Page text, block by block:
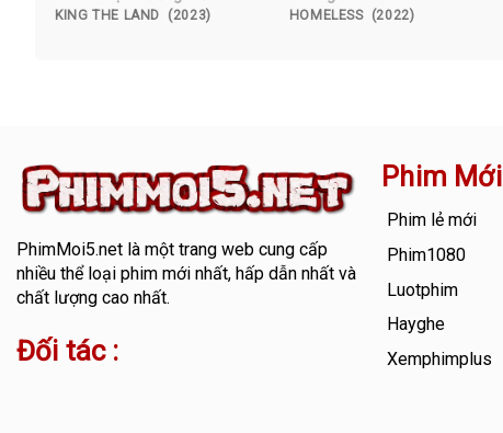
KING THE LAND (2023) HOMELESS (2022)
PhimMoi5.netlà một trang web cung cấp
nhiều thể loại phim mới nhất, hấp dẫn nhất và
chất lượng cao nhất.
Đối tác :
Phim Mới
Phim lẻ mới
Phim1080
Luotphim
Hayghe
Xemphimplus